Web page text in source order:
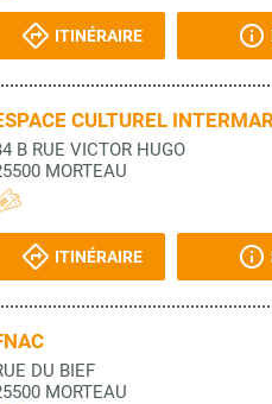
ITINÉRAIRE
CULTUREL
B RUE VICTOR HUGO
MORTEAU
ITINÉRAIRE
DU BIEF
MORTEAU